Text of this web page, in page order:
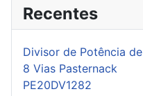
Recentes
Divisor de Potência de
8 Vias Pasternack
PE20DV1282